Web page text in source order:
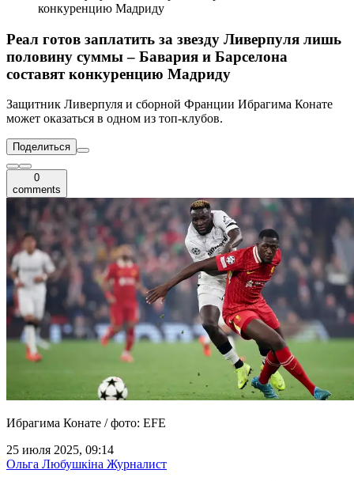
конкуренцию Мадриду
Реал готов заплатить за звезду Ливерпуля лишь
половину суммы – Бавария и Барселона
составят конкуренцию Мадриду
Защитник Ливерпуля и сборной Франции Ибрагима Конате
может оказаться в одном из топ-клубов.
Поделиться
0
comments
Ибрагима Конате / фото: EFE
25 июля 2025, 09:14
Ольга Любушкіна Журналист